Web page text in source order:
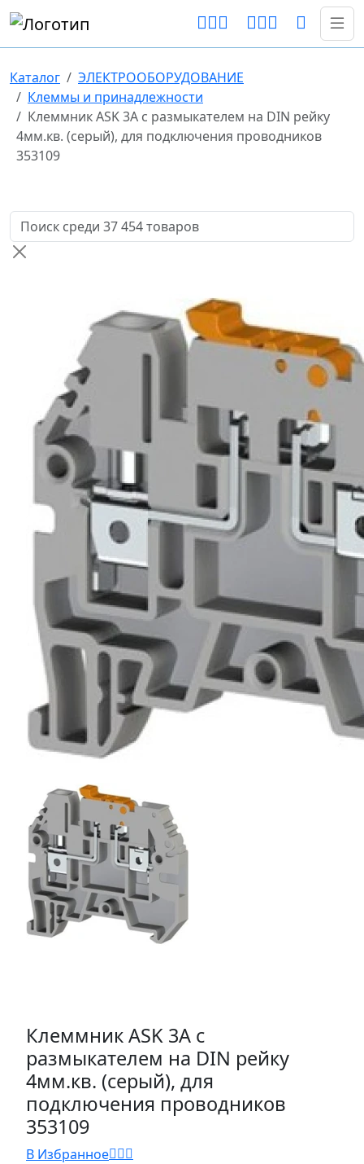
Каталог
ЭЛЕКТРООБОРУДОВАНИЕ
Клеммы и принадлежности
Клеммник ASK 3A с размыкателем на DIN рейку
4мм.кв. (серый), для подключения проводников
353109
Поиск товаров по названию или артикулу
Клеммник ASK 3A с
размыкателем на DIN рейку
4мм.кв. (серый), для
подключения проводников
353109
В Избранное